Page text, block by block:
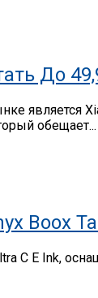
До
является
обещает...
Boox
C E Ink,